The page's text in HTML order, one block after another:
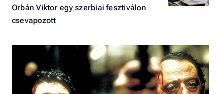
Orbán Viktor egy szerbiai fesztiválon
csevapozott